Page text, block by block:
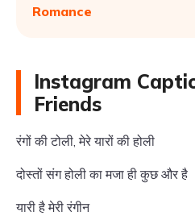
Romance
Instagram
Friends
रंगों की टोली, मेरे यारों की होली
दोस्तों संग होली का मजा ही कुछ और है
यारी है मेरी रंगीन